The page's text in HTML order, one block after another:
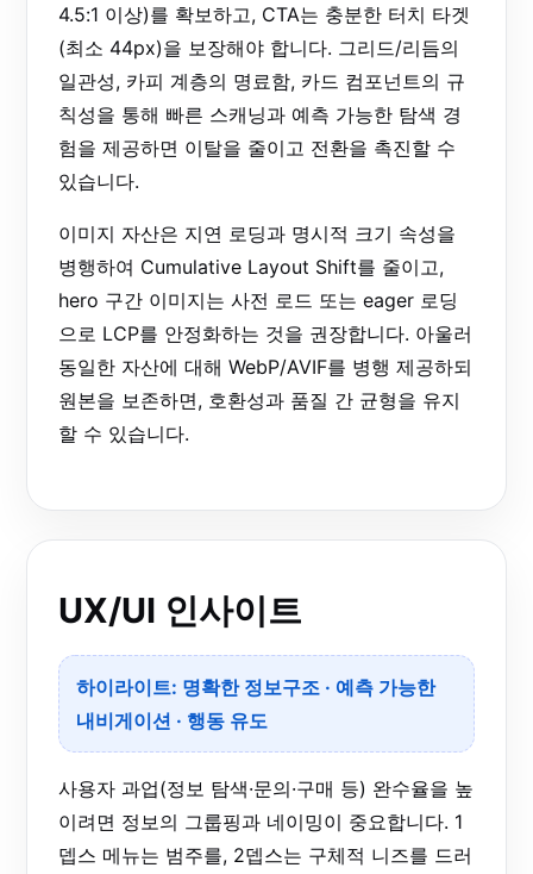
4.5:1 이상)를 확보하고, CTA는 충분한 터치 타겟
(최소 44px)을 보장해야 합니다. 그리드/리듬의
일관성, 카피 계층의 명료함, 카드 컴포넌트의 규
칙성을 통해 빠른 스캐닝과 예측 가능한 탐색 경
험을 제공하면 이탈을 줄이고 전환을 촉진할 수
있습니다.
이미지 자산은 지연 로딩과 명시적 크기 속성을
병행하여 Cumulative Layout Shift를 줄이고,
hero 구간 이미지는 사전 로드 또는 eager 로딩
으로 LCP를 안정화하는 것을 권장합니다. 아울러
동일한 자산에 대해 WebP/AVIF를 병행 제공하되
원본을 보존하면, 호환성과 품질 간 균형을 유지
할 수 있습니다.
UX/UI 인사이트
하이라이트: 명확한 정보구조 · 예측 가능한
내비게이션 · 행동 유도
사용자 과업(정보 탐색·문의·구매 등) 완수율을 높
이려면 정보의 그룹핑과 네이밍이 중요합니다. 1
뎁스 메뉴는 범주를, 2뎁스는 구체적 니즈를 드러